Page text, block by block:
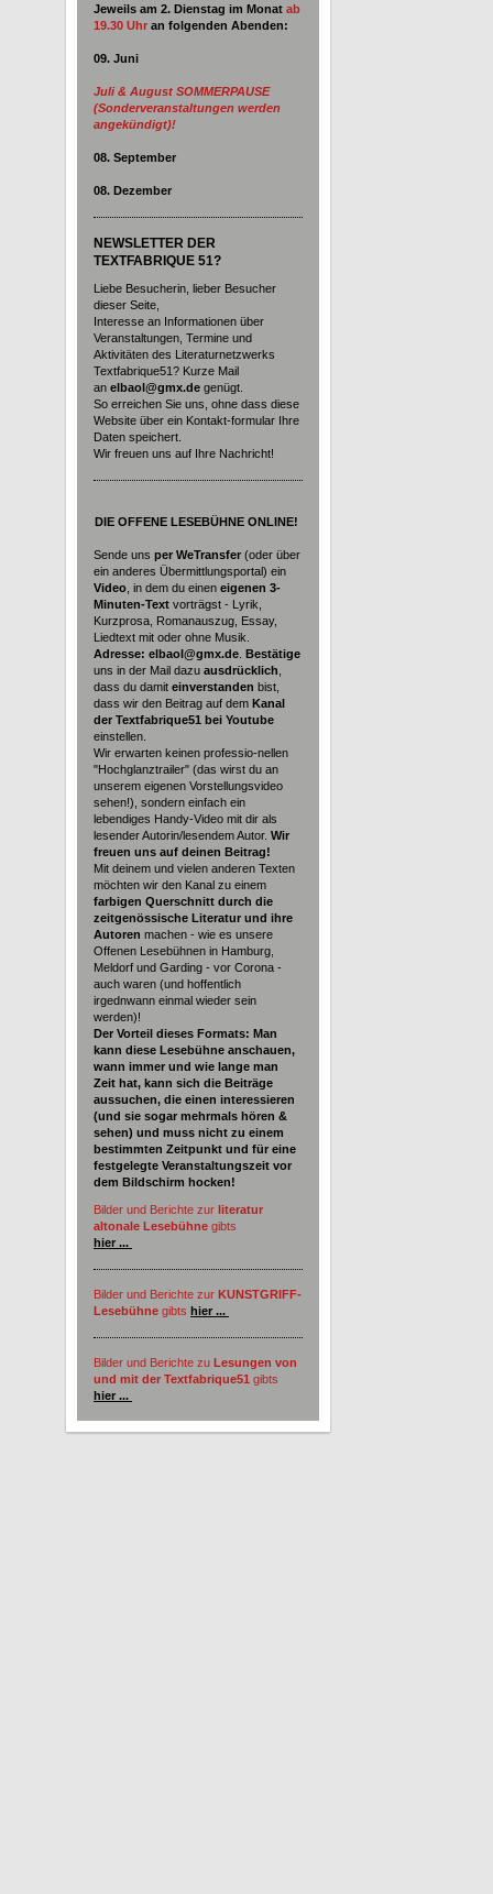
Jeweils am 2. Dienstag im Monat ab
19.30 Uhr an folgenden Abenden:
09. Juni
Juli & August SOMMERPAUSE
(Sonderveranstaltungen werden
angekündigt)!
08. September
08. Dezember
NEWSLETTER DER
TEXTFABRIQUE 51?
Liebe Besucherin, lieber Besucher
dieser Seite,
Interesse an Informationen über
Veranstaltungen, Termine und
Aktivitäten des Literaturnetzwerks
Textfabrique51? Kurze Mail
an elbaol@gmx.de genügt.
So erreichen Sie uns, ohne dass diese
Website über ein Kontakt-formular Ihre
Daten speichert.
Wir freuen uns auf Ihre Nachricht!
DIE OFFENE LESEBÜHNE ONLINE!
Sende uns per WeTransfer (oder über
ein anderes Übermittlungsportal) ein
Video , in dem du einen eigenen 3-
Minuten-Text vorträgst - Lyrik,
Kurzprosa, Romanauszug, Essay,
Liedtext mit oder ohne Musik.
Adresse: elbaol@gmx.de Bestätige
uns in der Mail dazu ausdrücklich
dass du damit einverstanden bist,
dass wir den Beitrag auf dem Kanal
der Textfabrique51 bei Youtube
einstellen.
Wir erwarten keinen professio-nellen
"Hochglanztrailer" (das wirst du an
unserem eigenen Vorstellungsvideo
sehen!), sondern einfach ein
lebendiges Handy-Video mit dir als
lesender Autorin/lesendem Autor. Wir
freuen uns auf deinen Beitrag!
Mit deinem und vielen anderen Texten
möchten wir den Kanal zu einem
farbigen Querschnitt durch die
zeitgenössische Literatur und ihre
Autoren machen - wie es unsere
Offenen Lesebühnen in Hamburg,
Meldorf und Garding - vor Corona -
auch waren (und hoffentlich
irgednwann einmal wieder sein
werden)!
Der Vorteil dieses Formats: Man
kann diese Lesebühne anschauen,
wann immer und wie lange man
Zeit hat, kann sich die Beiträge
aussuchen, die einen interessieren
(und sie sogar mehrmals hören &
sehen) und muss nicht zu einem
bestimmten Zeitpunkt und für eine
festgelegte Veranstaltungszeit vor
dem Bildschirm hocken!
Bilder und Berichte zur literatur
altonale Lesebühne gibts
hier ...
Bilder und Berichte zur KUNSTGRIFF-
Lesebühne gibts hier ...
Bilder und Berichte zu Lesungen von
und mit der Textfabrique51 gibts
hier ...